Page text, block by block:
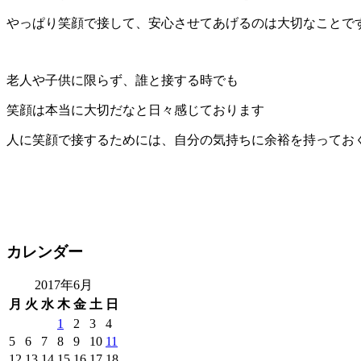
やっぱり笑顔で接して、安心させてあげるのは大切なことで
老人や子供に限らず、誰と接する時でも
笑顔は本当に大切だなと日々感じております
人に笑顔で接するためには、自分の気持ちに余裕を持ってお
カレンダー
2017年6月
月 火 水 木 金 土 日
1 2 3
4
5
6 7 8 9 10 11